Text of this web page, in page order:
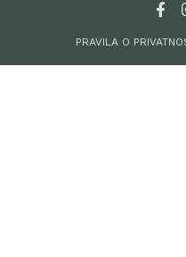
PRAVILA O